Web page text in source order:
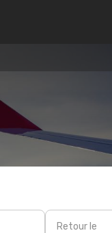
Retour le